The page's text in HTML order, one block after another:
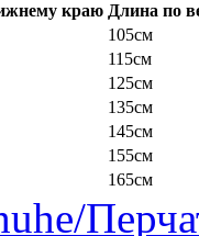
краю Длина по
105см
115см
125см
135см
145см
155см
165см